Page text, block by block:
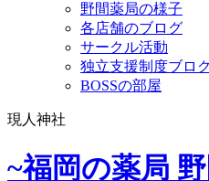
野間薬局の様子
各店舗のブログ
サークル活動
独立支援制度ブロ
BOSSの部屋
現人神社
~福岡の薬局